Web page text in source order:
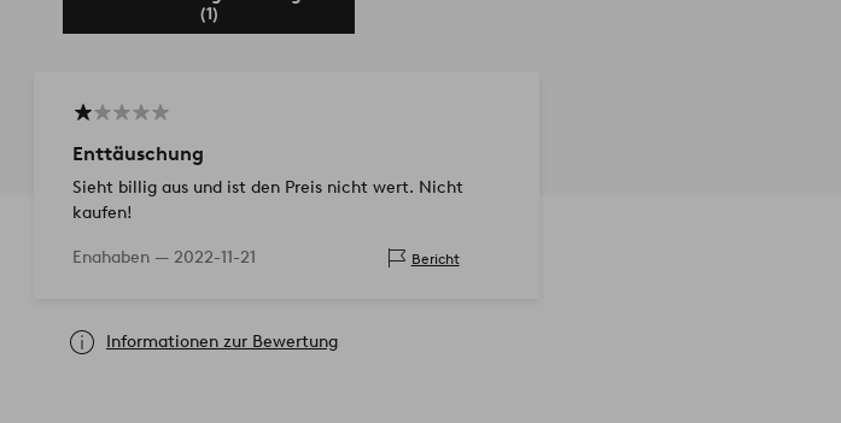
(1)
Enttäuschung
Sieht billig aus und ist den Preis nicht wert. Nicht
kaufen!
Enahaben — 2022-11-21 Bericht
Informationen zur Bewertung